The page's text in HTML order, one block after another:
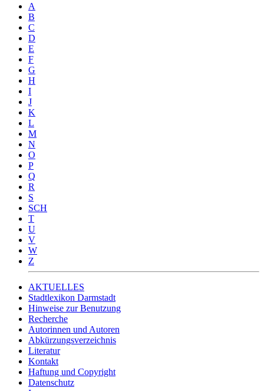
A
B
C
D
E
F
G
H
I
J
K
L
M
N
O
P
Q
R
S
SCH
T
U
V
W
Z
AKTUELLES
Stadtlexikon Darmstadt
Hinweise zur Benutzung
Recherche
Autorinnen und Autoren
Abkürzungsverzeichnis
Literatur
Kontakt
Haftung und Copyright
Datenschutz